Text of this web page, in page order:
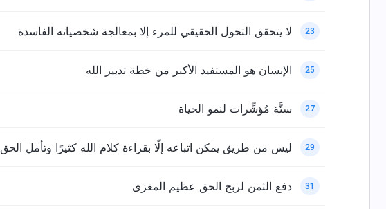
23 لا يتحقق التحول الحقيقي للمرء إلا بمعالجة شخصياته الفاسدة
25 الإنسان هو المستفيد الأكبر من خطة تدبير الله
27 ستَّة مُؤشِّرات لنمو الحياة
29 ليس من طريق يمكن اتباعه إلّا بقراءة كلام الله كثيرًا وتأمل الحق
31 دفع الثمن لربح الحق عظيم المغزى